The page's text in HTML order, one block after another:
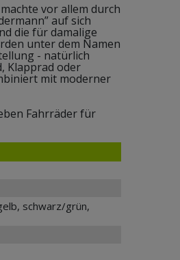
vor allem durch
auf sich
die für damalige
unter dem Namen
- natürlich
Klapprad oder
mit moderner
Fahrräder für
schwarz/grün,